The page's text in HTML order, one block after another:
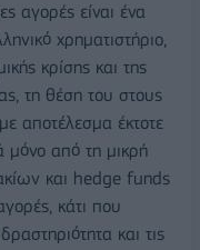
αγορές είναι ένα
χρηματιστήριο,
κρίσης και της
τη θέση του στους
αποτέλεσμα έκτοτε
μόνο από τη μικρή
και hedge funds
κάτι που
και τις